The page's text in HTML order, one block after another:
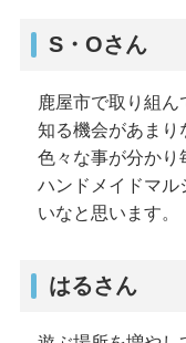
S・Oさん
鹿屋市で取り組ん
知る機会があまり
色々な事が分かり
ハンドメイドマル
いなと思います。
はるさん